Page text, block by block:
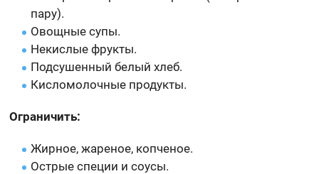
пару).
Овощные супы.
Некислые фрукты.
Подсушенный белый хлеб.
Кисломолочные продукты.
Ограничить:
Жирное, жареное, копченое.
Острые специи и соусы.